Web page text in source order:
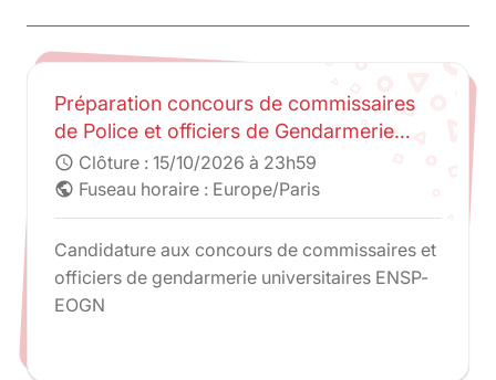
Préparation concours de commissaires
de Police et officiers de Gendarmerie
universitaires - ENSP-AMGN
schedule Clôture : 15/10/2026 à 23h59
public Fuseau horaire : Europe/Paris
Candidature aux concours de commissaires et
officiers de gendarmerie universitaires ENSP-
EOGN